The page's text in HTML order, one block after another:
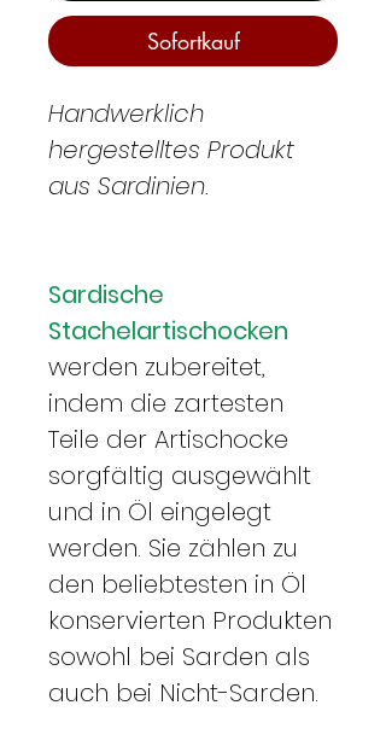
Sofortkauf
Handwerklich
hergestelltes Produkt
aus Sardinien.
Sardische
Stachelartischocken
werden zubereitet,
indem die zartesten
Teile der Artischocke
sorgfältig ausgewählt
und in Öl eingelegt
werden. Sie zählen zu
den beliebtesten in Öl
konservierten Produkten
sowohl bei Sarden als
auch bei Nicht-Sarden.